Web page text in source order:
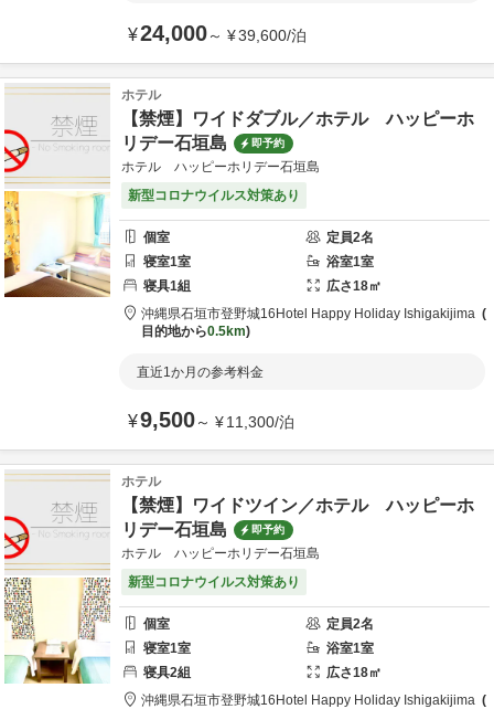
¥24,000～ ¥39,600/泊
ホテル
【禁煙】ワイドダブル／ホテル ハッピーホ
リデー石垣島
即予約
ホテル ハッピーホリデー石垣島
新型コロナウイルス対策あり
個室 定員2名
寝室1室 浴室1室
寝具1組 広さ18㎡
沖縄県石垣市登野城16 Hotel Happy Holiday Ishigakijima
目的地から0.5km
直近1か月の参考料金
¥9,500～ ¥11,300/泊
ホテル
【禁煙】ワイドツイン／ホテル ハッピーホ
リデー石垣島
即予約
ホテル ハッピーホリデー石垣島
新型コロナウイルス対策あり
個室 定員2名
寝室1室 浴室1室
寝具2組 広さ18㎡
沖縄県石垣市登野城16 Hotel Happy Holiday Ishigakijima